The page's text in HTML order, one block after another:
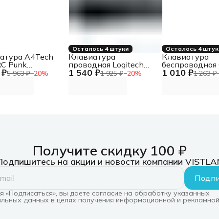
5 963 ₽−20%
A4Tech
Punk
желтый/
Осталось 4 штуки
1 540 ₽1 925 ₽−20%
Клавиатура
проводная Logitech
K120 for business, USB
Осталось 4
1 010 ₽1 263 ₽
Клавиатура
беспроводная
KBW-250,
Получите скидку 100 ₽
на акции и новости компании
«Подписаться», вы даете согласие на обработку указанных
данных в целях получения информационной и